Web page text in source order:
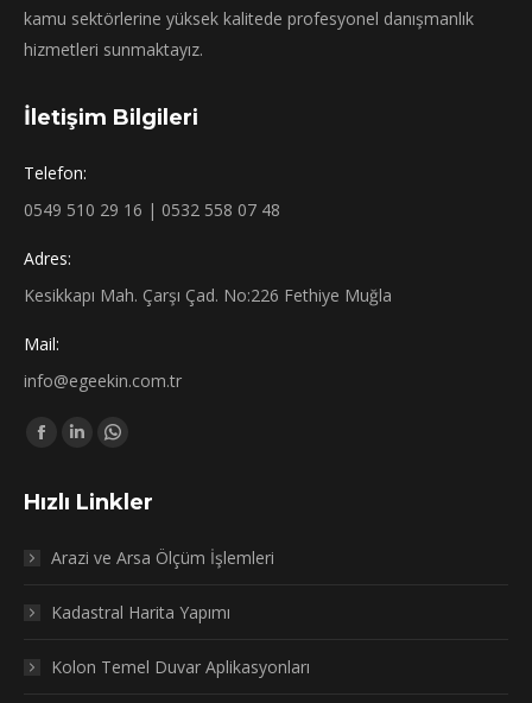
kamu sektörlerine yüksek kalitede profesyonel danışmanlık
hizmetleri sunmaktayız.
İletişim Bilgileri
Telefon:
0549 510 29 16 | 0532 558 07 48
Adres:
Kesikkapı Mah. Çarşı Çad. No:226 Fethiye Muğla
Mail:
info@egeekin.com.tr
Find us on:
Facebook
opens
new
Linkedin
opens
new
Whatsapp
opens
new
Hızlı Linkler
Arazi ve Arsa Ölçüm İşlemleri
Kadastral Harita Yapımı
Kolon Temel Duvar Aplikasyonları